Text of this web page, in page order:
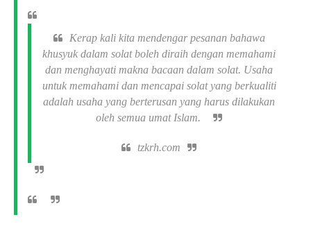
Kerap kali kita mendengar pesanan bahawa
khusyuk dalam solat boleh diraih dengan memahami
dan menghayati makna bacaan dalam solat. Usaha
untuk memahami dan mencapai solat yang berkualiti
adalah usaha yang berterusan yang harus dilakukan
oleh semua umat Islam.
tzkrh.com